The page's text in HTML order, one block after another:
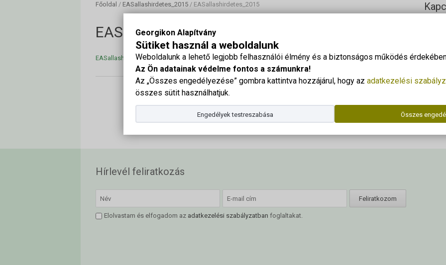
Georgikon Alapítvány
Sütiket használ a weboldalunk
Weboldalunk a lehető legjobb felhasználói élmény és a biztonságos működés
Az Ön adatainak védelme fontos a számunkra!
Az „Összes engedélyezése” gombra kattintva hozzájárul, hogy az adatkezelési
összes sütit használhatjuk.
Összes
Engedélyek testreszabása
Főoldal / EASallashirdetes_2015 / EASallashirdetes_2015
EASallashirdetes_2015
EASallashirdetes_2015
Az
Hírlevél feliratkozás
Elolvastam és elfogadom az adatkezelési szabályzatban foglaltakat.